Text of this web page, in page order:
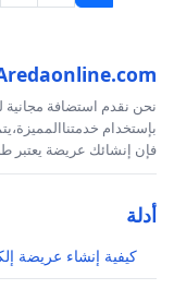
نحن نقدم استضافة مجانية
بإستخدام
فإن إنشائك عريضة يعتبر
أدلة
كيفية إنشاء عريضة